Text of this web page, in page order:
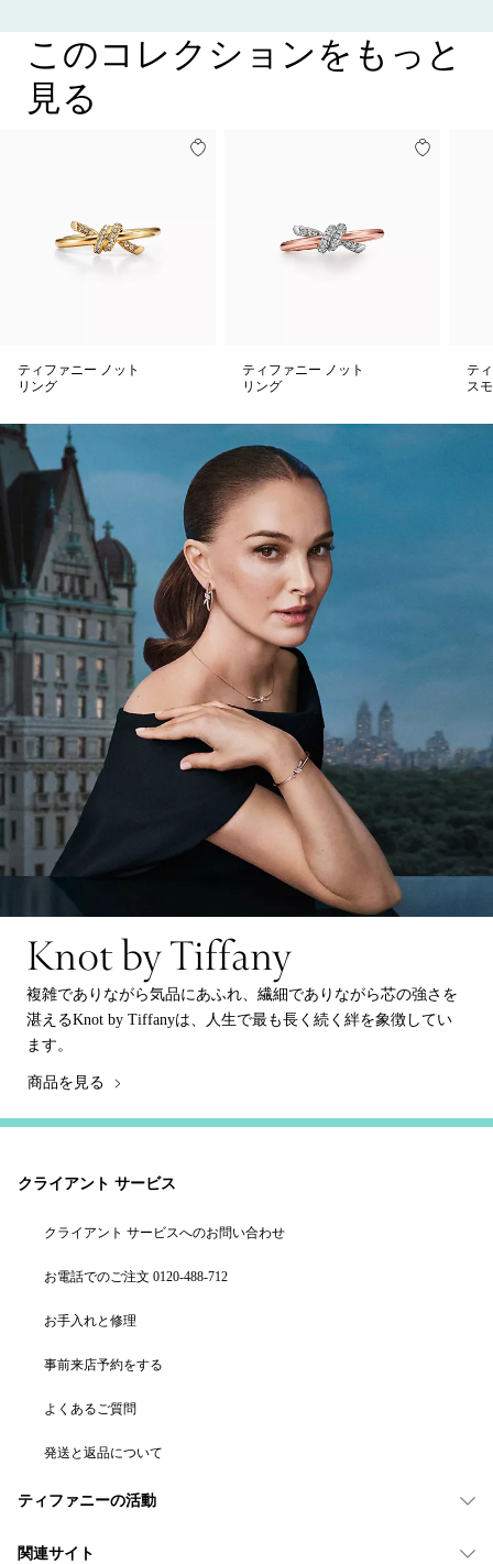
このコレクションをもっと
見る
ティファニー ノット
リング
ティファニー ノット
リング
テ
ス
Knot by Tiffany
複雑でありながら気品にあふれ、繊細でありながら芯の強さを
湛えるKnot by Tiffanyは、人生で最も長く続く絆を象徴してい
ます。
商品を見る
クライアント サービス
クライアント サービスへのお問い合わせ
お電話でのご注文 0120-488-712
お手入れと修理
事前来店予約をする
よくあるご質問
発送と返品について
ティファニーの活動
関連サイト